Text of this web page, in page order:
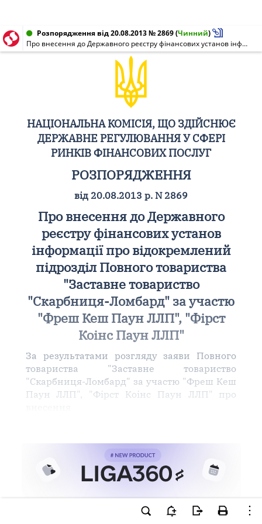
Розпорядження від 20.08.2013 № 2869(Чинний)
Про внесення до Державного реєстру фінансових установ інформації про відокремлений підрозділ Повного товариства "Заставне товариство "Скарбниця-Ломбард" за участю "Фреш Кеш Паун ЛЛП", "Фірст Коінс Паун ЛЛП"
НАЦІОНАЛЬНА КОМІСІЯ, ЩО ЗДІЙСНЮЄ
ДЕРЖАВНЕ РЕГУЛЮВАННЯ У СФЕРІ
РИНКІВ ФІНАНСОВИХ ПОСЛУГ
РОЗПОРЯДЖЕННЯ
від 20.08.2013 р. N 2869
Про внесення до Державного
реєстру фінансових установ
інформації про відокремлений
підрозділ Повного товариства
"Заставне товариство
"Скарбниця-Ломбард" за участю
"Фреш Кеш Паун ЛЛП", "Фірст
Коінс Паун ЛЛП"
За результатами розгляду заяви Повного
товариства "Заставне товариство
"Скарбниця-Ломбард" за участю "Фреш Кеш
Паун ЛЛП", "Фірст Коінс Паун ЛЛП" про